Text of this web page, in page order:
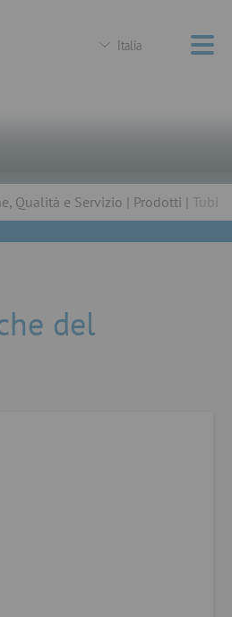
Italia
Qualità e Servizio Prodotti Tubi
del